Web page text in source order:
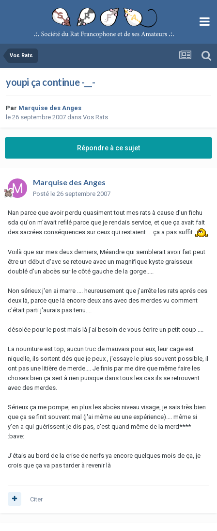
Vos Rats
youpi ça continue -__-
Par Marquise des Anges
le 26 septembre 2007 dans Vos Rats
Répondre à ce sujet
Marquise des Anges
Posté le 26 septembre 2007
Nan parce que avoir perdu quasiment tout mes rats à cause d'un fichu
sda qu'on m'avait refilé parce que je rendais service, et que ça avait fait
des sacrées conséquences sur ceux qui restaient ... ça a pas suffit
Voilà que sur mes deux derniers, Méandre qui semblerait avoir fait peut
être un début d'avc se retouve avec un magnifique kyste graisseux
doublé d'un abcès sur le côté gauche de la gorge.....
Non sérieux j'en ai marre .... heureusement que j'arrête les rats aprés ces
deux là, parce que là encore deux ans avec des merdes vu comment
c'était parti j'aurais pas tenu....
désolée pour le post mais là j'ai besoin de vous écrire un petit coup ....
La nourriture est top, aucun truc de mauvais pour eux, leur cage est
niquelle, ils sortent dés que je peux , j'essaye le plus souvent possible, il
ont pas une litière de merde.... Je finis par me dire que même faire les
choses bien ça sert à rien puisque dans tous les cas ils se retrouvent
avec des merdes.
Sérieux ça me pompe, en plus les abcès niveau visage, je sais très bien
que ça se finit souvent mal (j'ai même eu une expérience).... même si
y'en a qui guérissent je dis pas, c'est quand même de la merd****
:bave:
J'étais au bord de la crise de nerfs ya encore quelques mois de ça, je
crois que ça va pas tarder à revenir là
Citer